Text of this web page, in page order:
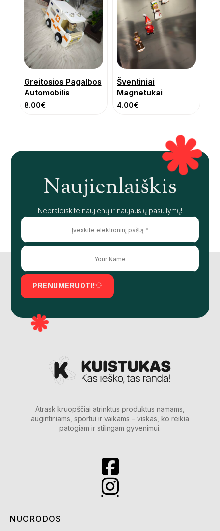
Greitosios Pagalbos
Automobilis
8.00€
Šventiniai
Magnetukai
4.00€
Naujienlaiškis
Nepraleiskite naujienų ir naujausių pasiūlymų!
PRENUMERUOTI!
Atrask kruopščiai atrinktus produktus namams,
augintiniams, sportui ir vaikams – viskas, ko reikia
patogiam ir stilingam gyvenimui.
NUORODOS